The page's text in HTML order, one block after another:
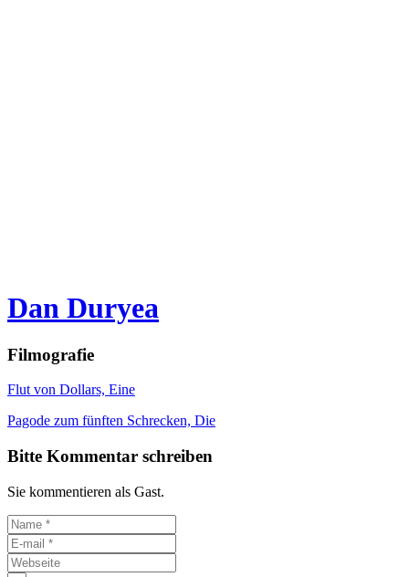
Dan Duryea
Filmografie
Flut von Dollars, Eine
Pagode zum fünften Schrecken, Die
Bitte Kommentar schreiben
Sie kommentieren als Gast.